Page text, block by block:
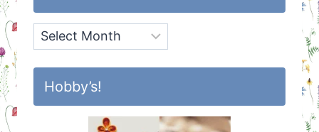
Archief
Hobby’s!